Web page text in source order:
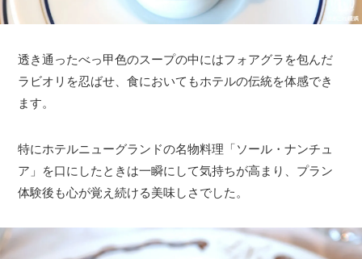
透き通ったべっ甲色のスープの中にはフォアグラを包んだ
ラビオリを忍ばせ、食においてもホテルの伝統を体感でき
ます。
特にホテルニューグランドの名物料理「ソール・ナンチュ
ア」を口にしたときは一瞬にして気持ちが高まり、プラン
体験後も心が覚え続ける美味しさでした。